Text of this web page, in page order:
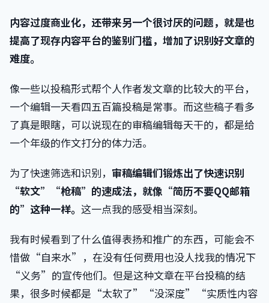
内容过度商业化，还带来另一个很讨厌的问题，就是也
提高了现存内容平台的鉴别门槛，增加了识别好文章的
难度。
像一些以投稿形式帮个人作者发文章的比较大的平台，
一个编辑一天看四五百篇投稿是常事。而这些稿子看多
了真是眼瞎，可以说现在的审稿编辑每天干的，都是给
一个年级的作文打分的体力活。
为了快速筛选和识别， 审稿编辑们锻炼出了快速识别
“软文”“枪稿”的速成法，就像“简历不要QQ邮箱
的”这种一样。 这一点我的感受相当深刻。
我有时候看到了什么值得表扬和推广的东西，可能会不
惜做“自来水”，在没有任何费用也没人找我的情况下
“义务”的宣传他们。但是这种文章在平台投稿的结
果，很多时候都是“太软了”“没深度”“实质性内容